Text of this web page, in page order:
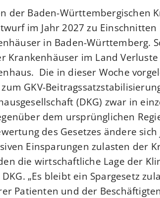
der Baden-Württembergischen
im Jahr 2027 zu
in Baden-Württemberg.
Krankenhäuser im Land
Die in dieser Woche
GKV-
(DKG) zwar in
dem ursprünglichen
des Gesetzes ändere
Einsparungen zulasten der
die wirtschaftliche Lage der
„Es bleibt ein Spargesetz
Patienten und der